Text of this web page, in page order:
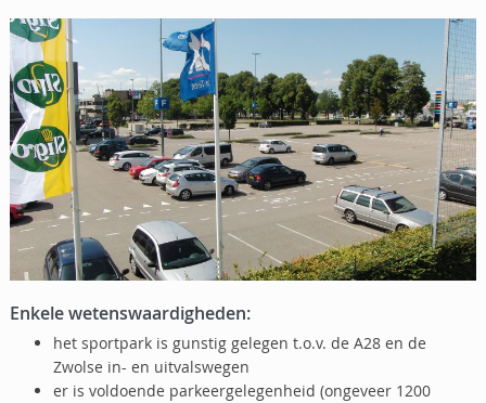
Enkele wetenswaardigheden:
het sportpark is gunstig gelegen t.o.v. de A28 en de
Zwolse in- en uitvalswegen
er is voldoende parkeergelegenheid (ongeveer 1200